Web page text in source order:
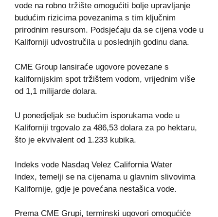
vode na robno tržište omogućiti bolje upravljanje
budućim rizicima povezanima s tim ključnim
prirodnim resursom. Podsjećaju da se cijena vode u
Kaliforniji udvostručila u poslednjih godinu dana.
CME Group lansiraće ugovore povezane s
kalifornijskim spot tržištem vodom, vrijednim više
od 1,1 milijarde dolara.
U ponedjeljak se budućim isporukama vode u
Kaliforniji trgovalo za 486,53 dolara za po hektaru,
što je ekvivalent od 1.233 kubika.
Indeks vode Nasdaq Velez California Water
Index, temelji se na cijenama u glavnim slivovima
Kalifornije, gdje je povećana nestašica vode.
Prema CME Grupi, terminski ugovori omogućiće